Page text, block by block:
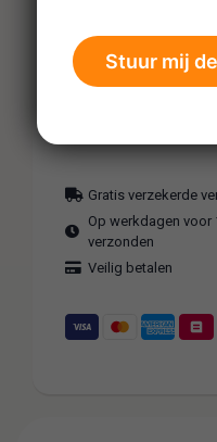
€0,00
Tijdelijk uitverkocht
Gratis verzekerde
Op werkdagen voor
verzonden
Veilig betalen